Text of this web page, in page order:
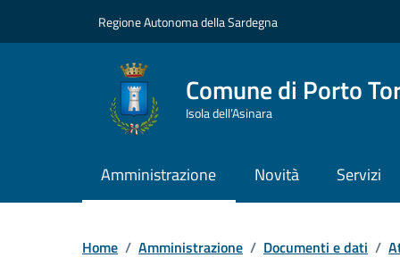
Regione Autonoma della Sardegna
Comune di Porto
Isola dell’Asinara
Amministrazione Novità Servizi
Home / Amministrazione / Documenti e dati /